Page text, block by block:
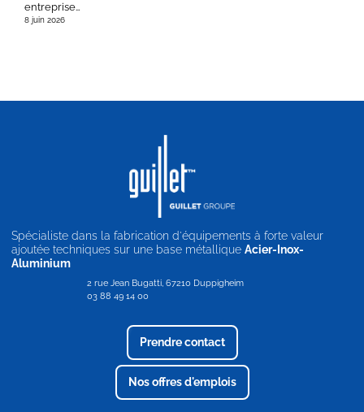
entreprise…
8 juin 2026
Spécialiste dans la fabrication d'équipements à forte valeur
ajoutée techniques sur une base métallique Acier-Inox-
Aluminium
2 rue Jean Bugatti, 67210 Duppigheim
03 88 49 14 00
Prendre contact
Nos offres d'emplois